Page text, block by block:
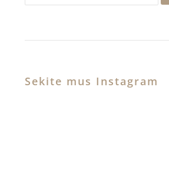
Sekite mus Instagram